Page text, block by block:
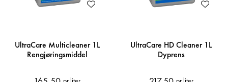
UltraCare Multicleaner 1L
Rengjøringsmiddel
UltraCare HD Cleaner 1L
Dyprens